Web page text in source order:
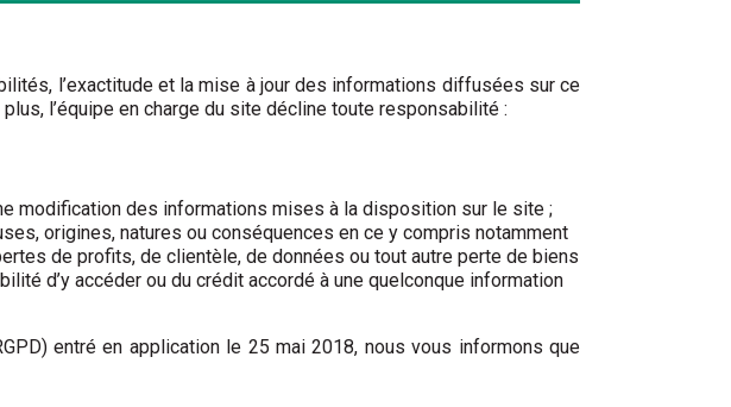
l’exactitude et la mise à jour des informations diffusées sur ce
l’équipe en charge du site décline toute responsabilité :
modification des informations mises à la disposition sur le site ;
origines, natures ou conséquences en ce y compris notamment
de profits, de clientèle, de données ou tout autre perte de biens
d’y accéder ou du crédit accordé à une quelconque information
entré en application le 25 mai 2018, nous vous informons que